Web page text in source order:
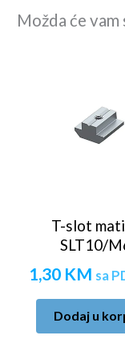
Možda će
T-slot
SLT10/
1,30 KM sa
Dodaj u